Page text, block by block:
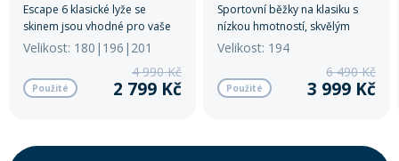
Escape 6 klasické lyže se
skinem jsou vhodné pro vaše
celodenní výlety. Jsou
designované tak, aby nabídly
maximum stability a kontroly.
Velikost: 180|196|201
Použité
4 990 Kč
2 799 Kč
Sportovní běžky na klasiku s
nízkou hmotností, skvělým
skluzem a technologií Efficient
Perfektní volba pro rekreační i
sportovní lyžaře.
Velikost: 194
Použité
6 490 Kč
3 999 Kč